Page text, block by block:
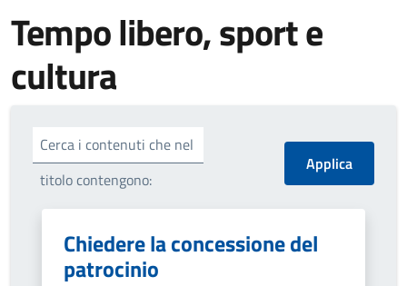
Tempo libero, sport e
cultura
Cerca i contenuti che nel
titolo contengono:
Chiedere la concessione del
patrocinio